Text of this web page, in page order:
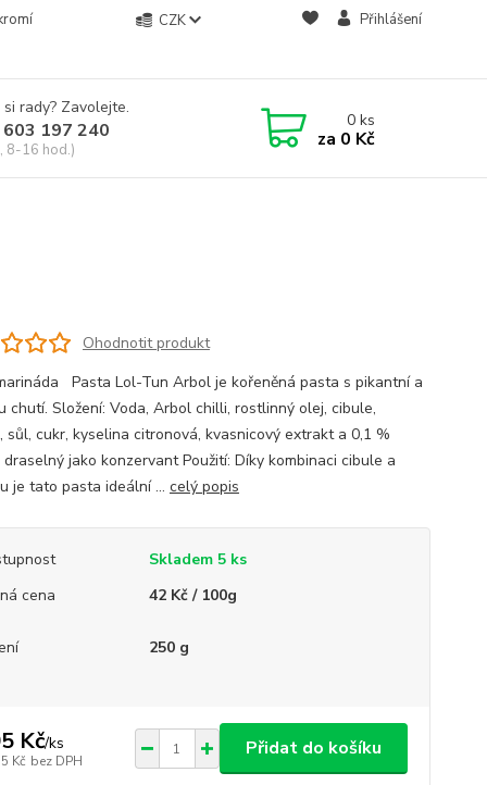
CZK Přihlášení
rady? Zavolejte.
197 240
8-16 hod.)
0ks
za 0 Kč
Ohodnotit produkt
Pasta Lol-Tun Arbol je kořeněná pasta s pikantní a
chutí. Složení: Voda, Arbol chilli, rostlinný olej, cibule,
sůl, cukr, kyselina citronová, kvasnicový extrakt a 0,1 %
jako konzervant Použití: Díky kombinaci cibule a
je tato pasta ideální ... celý popis
Skladem 5 ks
cena
42 Kč / 100g
250 g
Kč/ks
Kč bez DPH
Přidat do košíku